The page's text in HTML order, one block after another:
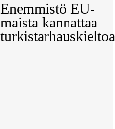
Enemmistö EU-
maista kannattaa
turkistarhauskieltoa